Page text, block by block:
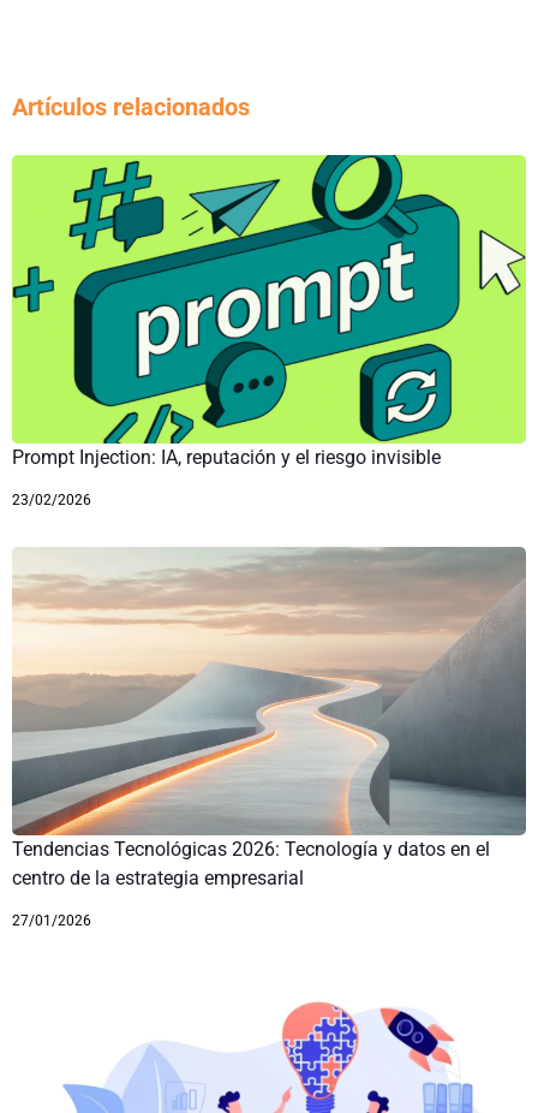
Artículos relacionados
Prompt Injection: IA, reputación y el riesgo invisible
23/02/2026
Tendencias Tecnológicas 2026: Tecnología y datos en el
centro de la estrategia empresarial
27/01/2026